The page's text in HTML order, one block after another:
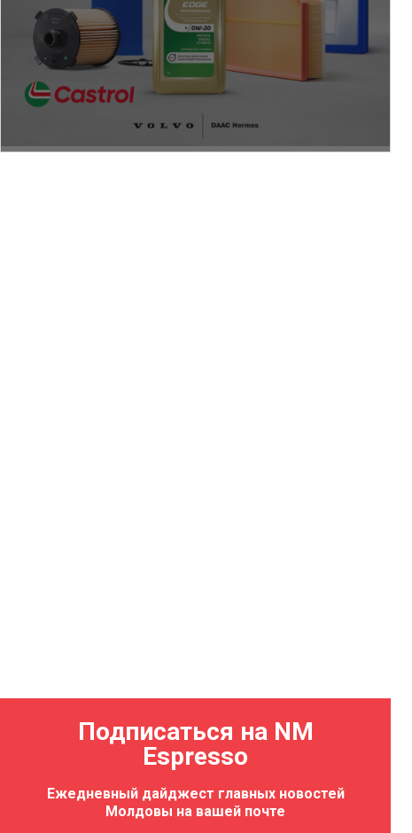
Подписаться на NM
Espresso
Ежедневный дайджест главных новостей
Молдовы на вашей почте